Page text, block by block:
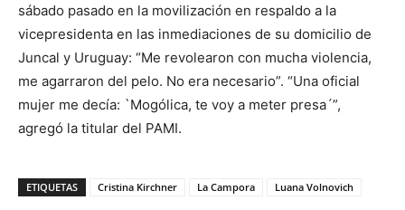
sábado pasado en la movilización en respaldo a la
vicepresidenta en las inmediaciones de su domicilio de
Juncal y Uruguay: “Me revolearon con mucha violencia,
me agarraron del pelo. No era necesario”. “Una oficial
mujer me decía: `Mogólica, te voy a meter presa´”,
agregó la titular del PAMI.
ETIQUETAS Cristina Kirchner La Campora Luana Volnovich